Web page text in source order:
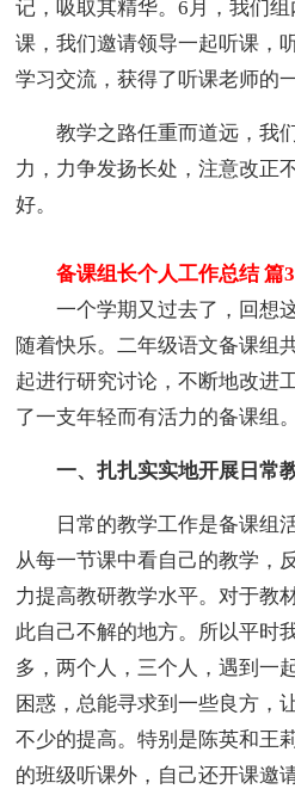
记，吸取其精华。6月，我们
课，我们邀请领导一起听课，
学习交流，获得了听课老师的
教学之路任重而道远，我们
力，力争发扬长处，注意改正
好。
备课组长个人工作总结 篇3
一个学期又过去了，回想
随着快乐。二年级语文备课组
起进行研究讨论，不断地改进
了一支年轻而有活力的备课组。
一、扎扎实实地开展日常
日常的教学工作是备课组
从每一节课中看自己的教学，
力提高教研教学水平。对于教
此自己不解的地方。所以平时
多，两个人，三个人，遇到一
困惑，总能寻求到一些良方，
不少的提高。特别是陈英和王
的班级听课外，自己还开课邀